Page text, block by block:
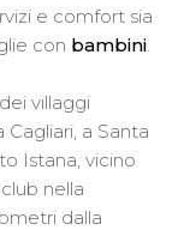
e comfort sia
con bambini.
villaggi
a Santa
Istana, vicino
nella
dalla